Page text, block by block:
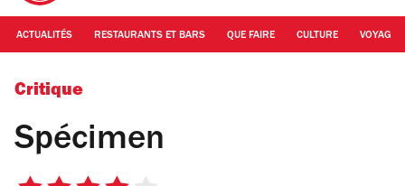
ACTUALITÉS RESTAURANTS ET BARS QUE FAIRE CULTURE VOYAGE
© Spécimen
Critique
Spécimen